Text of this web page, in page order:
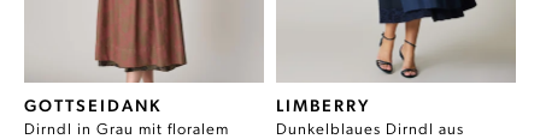
GOTTSEIDANK
Dirndl in Grau mit floralem
LIMBERRY
Dunkelblaues Dirndl aus